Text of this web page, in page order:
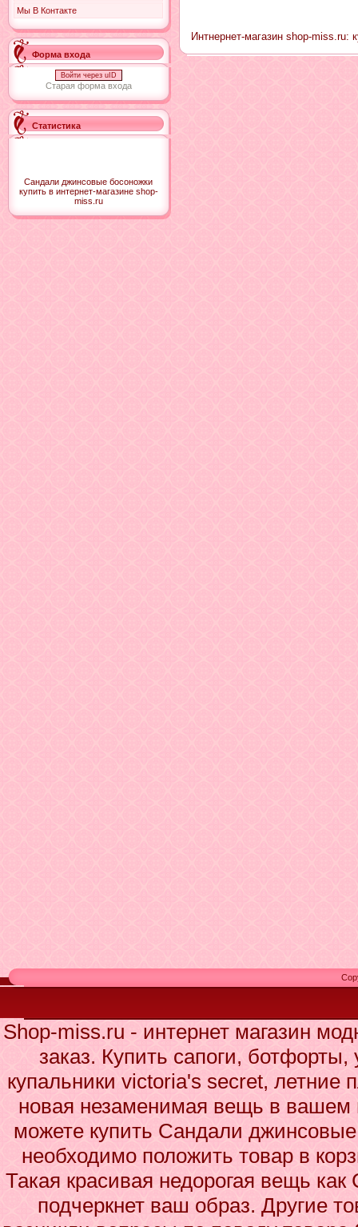
Мы В Контакте
Форма входа
Войти через uID
Старая форма входа
Статистика
Сандали джинсовые босоножки
купить в интернет-магазине shop-
miss.ru
Интнернет-магазин shop-miss.ru:
Shop-miss.ru - интернет магазин
заказ. Купить сапоги,
купальники victoria's secret, летние
новая незаменимая вещь в вашем
можете купить Сандали
необходимо положить товар в
Такая красивая недорогая вещь
подчеркнет ваш образ. Другие